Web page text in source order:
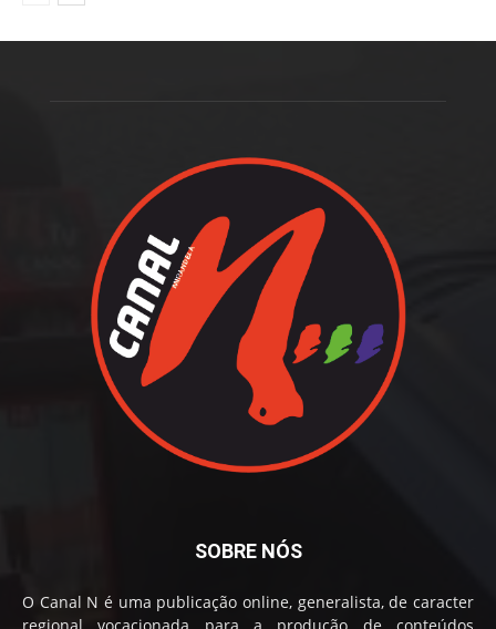
SOBRE NÓS
O Canal N é uma publicação online, generalista, de caracter
regional vocacionada para a produção de conteúdos